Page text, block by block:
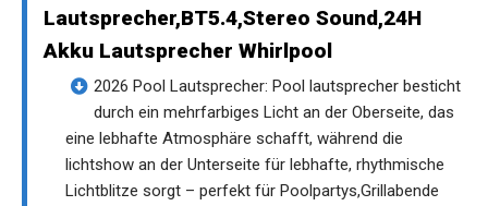
Lautsprecher,BT5.4,Stereo Sound,24H
Akku Lautsprecher Whirlpool
2026 Pool Lautsprecher: Pool lautsprecher besticht
durch ein mehrfarbiges Licht an der Oberseite, das
eine lebhafte Atmosphäre schafft, während die
lichtshow an der Unterseite für lebhafte, rhythmische
Lichtblitze sorgt – perfekt für Poolpartys,Grillabende